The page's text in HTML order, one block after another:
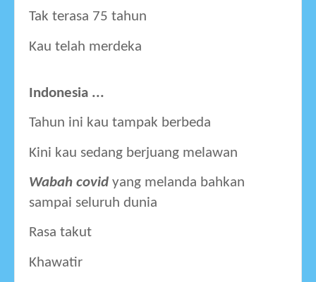
Tak terasa 75 tahun
Kau telah merdeka
Indonesia ...
Tahun ini kau tampak berbeda
Kini kau sedang berjuang melawan
Wabah covid yang melanda bahkan
sampai seluruh dunia
Rasa takut
Khawatir